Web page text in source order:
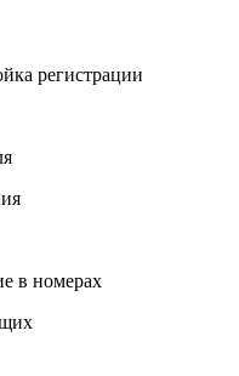
регистрации
в номерах